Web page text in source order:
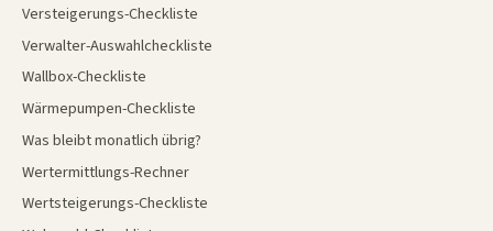
Versteigerungs-Checkliste
Verwalter-Auswahlcheckliste
Wallbox-Checkliste
Wärmepumpen-Checkliste
Was bleibt monatlich übrig?
Wertermittlungs-Rechner
Wertsteigerungs-Checkliste